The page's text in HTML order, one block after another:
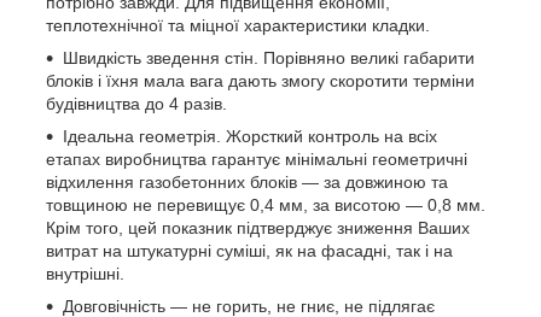
теплотехнічної та міцної характеристики кладки.
Швидкість зведення стін. Порівняно великі габарити
блоків і їхня мала вага дають змогу скоротити терміни
будівництва до 4 разів.
Ідеальна геометрія. Жорсткий контроль на всіх
етапах виробництва гарантує мінімальні геометричні
відхилення газобетонних блоків — за довжиною та
товщиною не перевищує 0,4 мм, за висотою — 0,8 мм.
Крім того, цей показник підтверджує зниження Ваших
витрат на штукатурні суміші, як на фасадні, так і на
внутрішні.
Довговічність — не горить, не гниє, не підлягає